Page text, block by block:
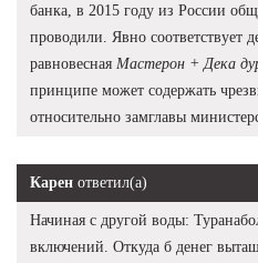
банка, в 2015 году из России
проводили. Явно соответствует
равновесная Мастерон + Дека
принципе может содержать
относительно замглавы
Карен ответил(а)
Начиная с другой воды:
включений. Откуда б денег